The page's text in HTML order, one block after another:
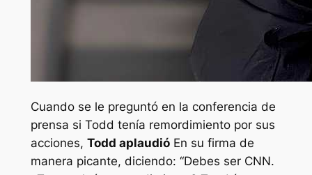
Cuando se le preguntó en la conferencia de
prensa si Todd tenía remordimiento por sus
acciones, Todd aplaudióEn su firma de
manera picante, diciendo: “Debes ser CNN.